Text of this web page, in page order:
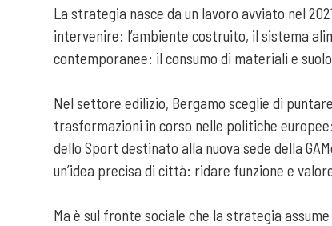
La strategia nasce da un lavoro avviato nel
intervenire: l’ambiente costruito, il sistema
contemporanee: il consumo di materiali e
Nel settore edilizio, Bergamo sceglie di
trasformazioni in corso nelle politiche
dello Sport destinato alla nuova sede della
un’idea precisa di città: ridare funzione e
Ma è sul fronte sociale che la strategia